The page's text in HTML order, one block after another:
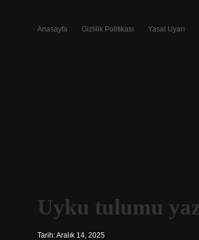
Anasayfa Gizlilik Politikası Yasal Uyarı
Uyku tulumu
Tarih: Aralık 14, 2025